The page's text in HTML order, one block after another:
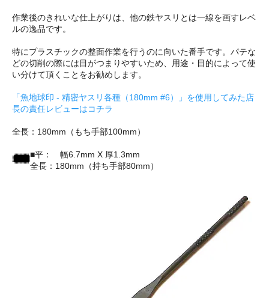
作業後のきれいな仕上がりは、他の鉄ヤスリとは一線を画すレベ
ルの逸品です。
特にプラスチックの整面作業を行うのに向いた番手です。パテな
どの切削の際には目がつまりやすいため、用途・目的によって使
い分けて頂くことをお勧めします。
「魚地球印 - 精密ヤスリ各種（180mm #6）」を使用してみた店
長の責任レビューはコチラ
全長：180mm（もち手部100mm）
■平： 幅6.7mm X 厚1.3mm
全長：180mm（持ち手部80mm）